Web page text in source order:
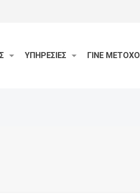
ΥΠΗΡΕΣΙΕΣ ΓΙΝΕ